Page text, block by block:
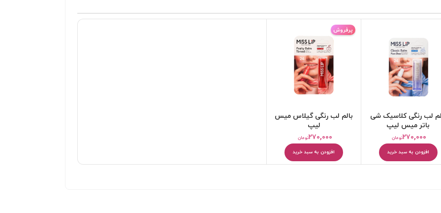
کرم مرطوب کننده
بالم و مرطوب کننده لب
لب رنگی کلاسیک شی
باتر میس لیپ
تومان۲۷۰,۰۰۰
افزودن به سبد خرید
پرفروش
بالم لب رنگی گیلاس میس
لیپ
تومان۲۷۰,۰۰۰
افزودن به سبد خرید